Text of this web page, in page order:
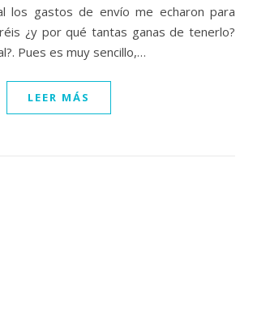
los gastos de envío me echaron para
¿y por qué tantas ganas de tenerlo?
Pues es muy sencillo,…
LEER MÁS